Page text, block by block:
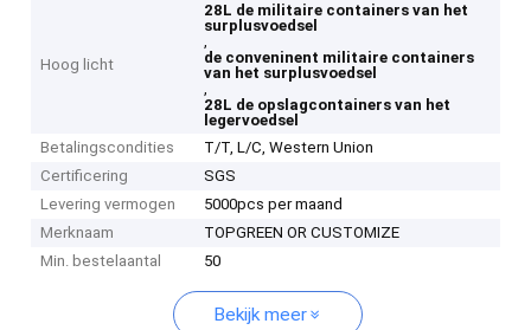
Hoog licht
28L de militaire containers van het
surplusvoedsel
,
de conveninent militaire containers
van het surplusvoedsel
,
28L de opslagcontainers van het
legervoedsel
Betalingscondities
T/T, L/C, Western Union
Certificering
SGS
Levering vermogen
5000pcs per maand
Merknaam
TOPGREEN OR CUSTOMIZE
Min. bestelaantal
50
Bekijk meer